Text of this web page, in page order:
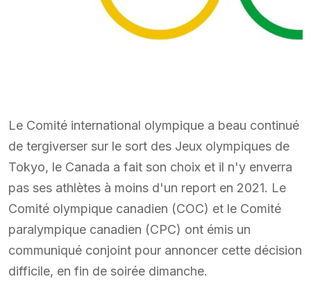
Le Comité international olympique a beau continué
de tergiverser sur le sort des Jeux olympiques de
Tokyo, le Canada a fait son choix et il n'y enverra
pas ses athlètes à moins d'un report en 2021. Le
Comité olympique canadien (COC) et le Comité
paralympique canadien (CPC) ont émis un
communiqué conjoint pour annoncer cette décision
difficile, en fin de soirée dimanche.